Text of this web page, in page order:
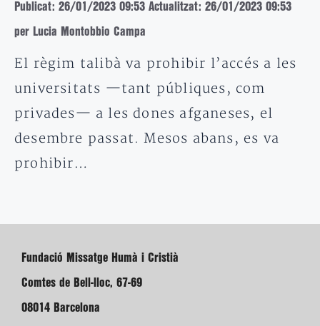
Publicat: 26/01/2023 09:53 Actualitzat: 26/01/2023 09:53
per Lucia Montobbio Campa
El règim talibà va prohibir l’accés a les
universitats —tant públiques, com
privades— a les dones afganeses, el
desembre passat. Mesos abans, es va
prohibir…
Fundació Missatge Humà i Cristià
Comtes de Bell-lloc, 67-69
08014 Barcelona